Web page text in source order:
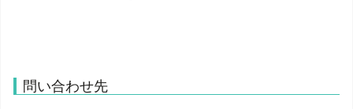
問い合わせ先